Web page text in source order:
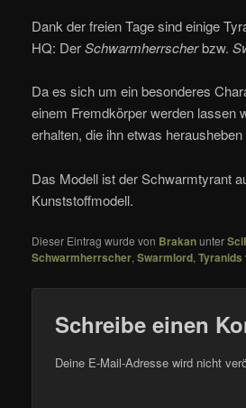
Dank der freien Tage sind einige
HQ: DerSchwarmherrscherbzw.
Da es sich um ein besonderes
einem Fremdkörper werden lassen
erhalten, die ihn etwas herausheben
Das Modell ist der Schwarmtyrant
Kunststoffmodell.
Dieser Eintrag wurde von Brakanunter
Schwarmherrscher,Swarmlord,Tyranids
Schreibe einen
Deine E-Mail-Adresse wird nicht